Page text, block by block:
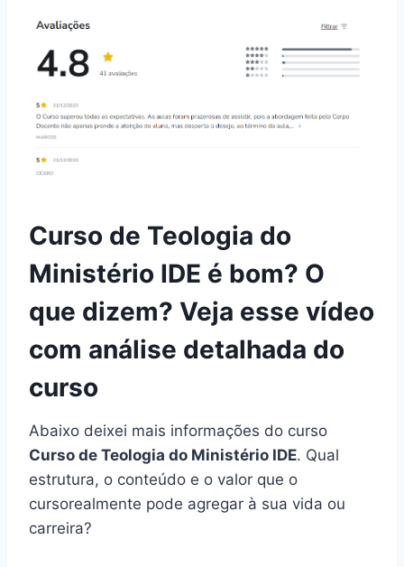
Curso de Teologia do
Ministério IDE é bom? O
que dizem? Veja esse vídeo
com análise detalhada do
curso
Abaixo deixei mais informações do curso
Curso de Teologia do Ministério IDE. Qual
estrutura, o conteúdo e o valor que o
cursorealmente pode agregar à sua vida ou
carreira?